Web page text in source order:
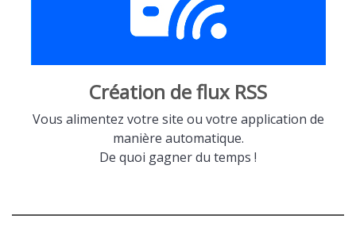
Création de flux RSS
Vous alimentez votre site ou votre application de
manière automatique.
De quoi gagner du temps !